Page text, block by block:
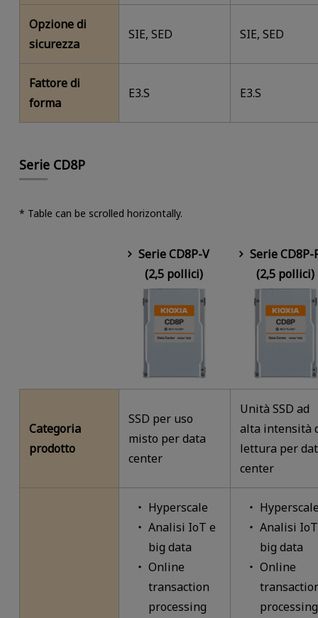
Opzione di
sicurezza
SIE, SED SIE, SED
Fattore di
forma
E3.S E3.S
Serie CD8P
* Table can be scrolled horizontally.
Serie CD8P-V
(2,5 pollici)
Serie CD8P-
(2,5 pollici)
Categoria
prodotto
SSD per uso
misto per data
center
Unità SSD ad
alta intensità
lettura per
center
Hyperscale
Analisi IoT e
big data
Online
transaction
processing
Analisi
big data
Online
processing